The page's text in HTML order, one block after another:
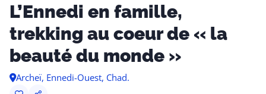
L’Ennedi en famille,
trekking au coeur de « la
beauté du monde »
Archeï, Ennedi-Ouest, Chad.